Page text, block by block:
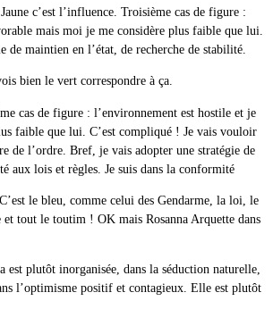
c’est l’influence. Troisième cas de figure :
mais moi je me considère plus faible que lui.
de maintien en l’état, de recherche de stabilité.
bien le vert correspondre à ça.
cas de figure : l’environnement est hostile et je
faible que lui. C’est compliqué ! Je vais vouloir
de l’ordre. Bref, je vais adopter une stratégie de
aux lois et règles. Je suis dans la conformité
le bleu, comme celui des Gendarme, la loi, le
et tout le toutim ! OK mais Rosanna Arquette dans
est plutôt inorganisée, dans la séduction naturelle,
l’optimisme positif et contagieux. Elle est plutôt